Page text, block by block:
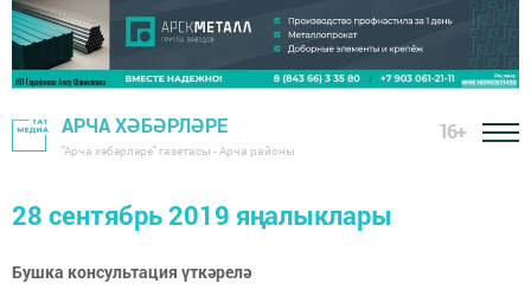
АРЧА ХӘБӘРЛӘРЕ
"Арча хәбәрләре" газетасы - Арча районы
16+
28 сентябрь 2019 яңалыклары
Бушка консультация үткәрелә